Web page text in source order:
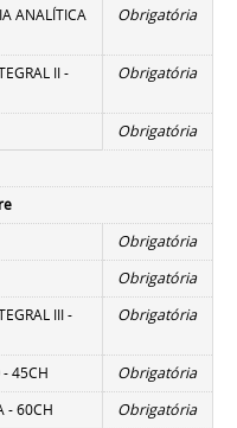
ANALÍTICA
Obrigatória
II -
Obrigatória
Obrigatória
Obrigatória
Obrigatória
III -
Obrigatória
45CH
Obrigatória
- 60CH
Obrigatória